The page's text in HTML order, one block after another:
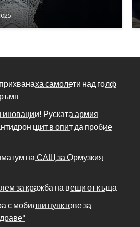
самолети над голф
иновации! Руската армия
щит в опит да пробие
на САЩ за Ормузкия
за кражба на вещи от къща
с мобилни пунктове за